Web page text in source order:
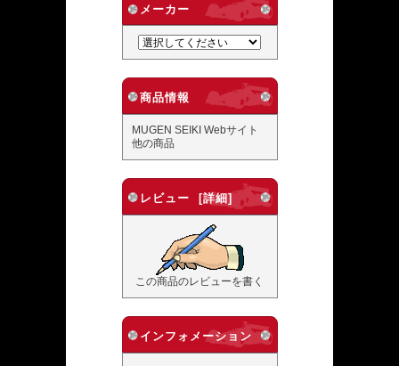
メーカー
商品情報
MUGEN SEIKI Webサイト
他の商品
レビュー [詳細]
この商品のレビューを書く
インフォメーション